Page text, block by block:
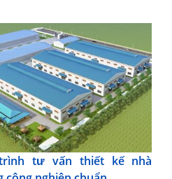
tư vấn thiết kế nhà